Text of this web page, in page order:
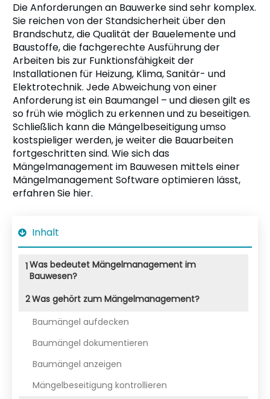
Die Anforderungen an Bauwerke sind sehr komplex.
Sie reichen von der Standsicherheit über den
Brandschutz, die Qualität der Bauelemente und
Baustoffe, die fachgerechte Ausführung der
Arbeiten bis zur Funktionsfähigkeit der
Installationen für Heizung, Klima, Sanitär- und
Elektrotechnik. Jede Abweichung von einer
Anforderung ist ein Baumangel – und diesen gilt es
so früh wie möglich zu erkennen und zu beseitigen.
Schließlich kann die Mängelbeseitigung umso
kostspieliger werden, je weiter die Bauarbeiten
fortgeschritten sind. Wie sich das
Mängelmanagement im Bauwesen mittels einer
Mängelmanagement Software optimieren lässt,
erfahren Sie hier.
Inhalt
1Was bedeutet Mängelmanagement im
Bauwesen?
2Was gehört zum Mängelmanagement?
Baumängel aufdecken
Baumängel dokumentieren
Baumängel anzeigen
Mängelbeseitigung kontrollieren